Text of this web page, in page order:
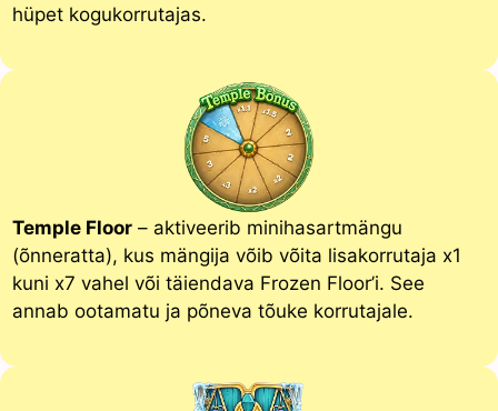
hüpet kogukorrutajas.
Temple Floor– aktiveerib minihasartmängu
(õnneratta), kus mängija võib võita lisakorrutaja x1
kuni x7 vahel või täiendava Frozen Floor’i. See
annab ootamatu ja põneva tõuke korrutajale.